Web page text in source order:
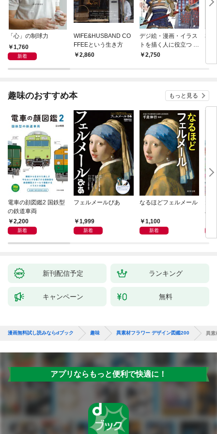
「心」の制球力
1,760
新着
WIFE&HUSBAND CO
FFEEという生き方
2,860
デジ絵・漫画・イラス
トを描く人に役立つ 戦
国武器甲冑事典
2,750
私
趣味のおすすめ本 もっと見る
電車の顔図鑑2 国鉄型
の鉄道車両
2,200
新着
フェルメールぴあ
1,999
新着
なるほどフェルメール
1,100
新着
ハ
新刊配信予定 ランキング
キャンペーン 無料
漫画無料試し読みならdブック 趣味 異素材フラワー デザイン図鑑200 異素
アプリならもっと便利で快適に！